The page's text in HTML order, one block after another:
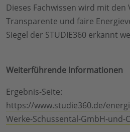
Dieses Fachwissen wird mit
Transparente und faire
Siegel der STUDIE360 erkannt
Weiterführende Informationen
Ergebnis-Seite:
https://www.studie360.de/
Werke-Schussental-GmbH-und-